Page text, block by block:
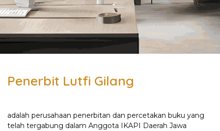
Penerbit Lutfi Gilang
adalah perusahaan penerbitan dan percetakan buku yang
telah tergabung dalam Anggota IKAPI Daerah Jawa